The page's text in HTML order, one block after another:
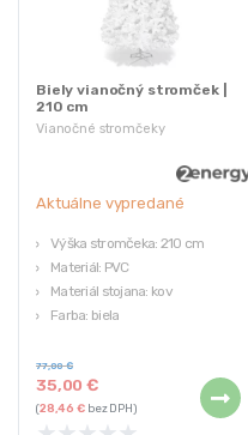
Vianočné stromčeky
Biely vianočný stromček |
210 cm
Aktuálne vypredané
Výška stromčeka: 210 cm
Materiál: PVC
Materiál stojana: kov
Farba: biela
použitie
35,00€
77,00€
(28,46€bez DPH)